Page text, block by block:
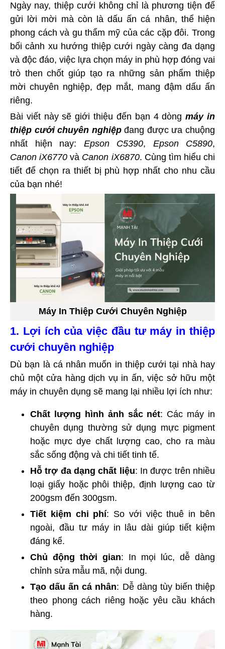
Ngày nay, thiệp cưới không chỉ là phương tiện để
gửi lời mời mà còn là dấu ấn cá nhân, thể hiện
phong cách và gu thẩm mỹ của các cặp đôi. Trong
bối cảnh xu hướng thiệp cưới ngày càng đa dạng
và độc đáo, việc lựa chọn máy in phù hợp đóng vai
trò then chốt giúp tạo ra những sản phẩm thiệp
mời chuyên nghiệp, đẹp mắt, mang đậm dấu ấn
riêng.
Bài viết này sẽ giới thiệu đến bạn 4 dòngmáy in
thiệp cưới chuyên nghiệpđang được ưa chuộng
nhất hiện nay: Epson C5390, Epson C5890,
Canon iX6770 và Canon iX6870. Cùng tìm hiểu chi
tiết để chọn ra thiết bị phù hợp nhất cho nhu cầu
của bạn nhé!
Máy In Thiệp Cưới Chuyên Nghiệp
1. Lợi ích của việc đầu tư máy in thiệp
cưới chuyên nghiệp
Dù bạn là cá nhân muốn in thiệp cưới tại nhà hay
chủ một cửa hàng dịch vụ in ấn, việc sở hữu một
máy in chuyên dụng sẽ mang lại nhiều lợi ích như:
Chất lượng hình ảnh sắc nét: Các máy in
chuyên dụng thường sử dụng mực pigment
hoặc mực dye chất lượng cao, cho ra màu
sắc sống động và chi tiết tinh tế.
Hỗ trợ đa dạng chất liệu: In được trên nhiều
loại giấy hoặc phôi thiệp, định lượng cao từ
200gsm đến 300gsm.
Tiết kiệm chi phí: So với việc thuê in bên
ngoài, đầu tư máy in lâu dài giúp tiết kiệm
đáng kể.
Chủ động thời gian: In mọi lúc, dễ dàng
chỉnh sửa mẫu mã, nội dung.
Tạo dấu ấn cá nhân: Dễ dàng tùy biến thiệp
theo phong cách riêng hoặc yêu cầu khách
hàng.